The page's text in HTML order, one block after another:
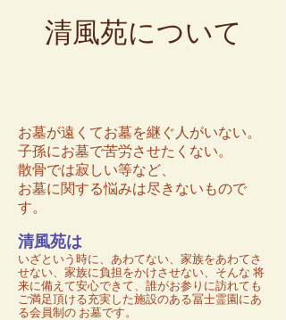
清風苑について
お墓が遠くてお墓を継ぐ人がいない。
子孫にお墓で苦労させたくない。
散骨では寂しい等など、
お墓に関する悩みは尽きないもので
す。
清風苑は
いざという時に、あわてない、家族をあわてさ
せない、家族に負担をかけさせない、そんな 将
来に備えて安心できて、誰がお参りに訪れても
ご満足頂ける充実した施設のある冨士霊園にあ
る会員制の お墓です。